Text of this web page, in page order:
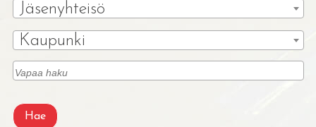
Jäsenyhteisö
Kaupunki
Hae